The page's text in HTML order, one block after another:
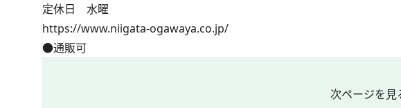
定休日 水曜
https://www.niigata-ogawaya.co.jp/
●通販可
次ページを見